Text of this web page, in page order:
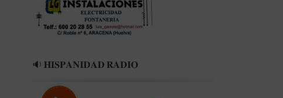
🔉 𝐇𝐈𝐒𝐏𝐀𝐍𝐈𝐃𝐀𝐃 𝐑𝐀𝐃𝐈𝐎